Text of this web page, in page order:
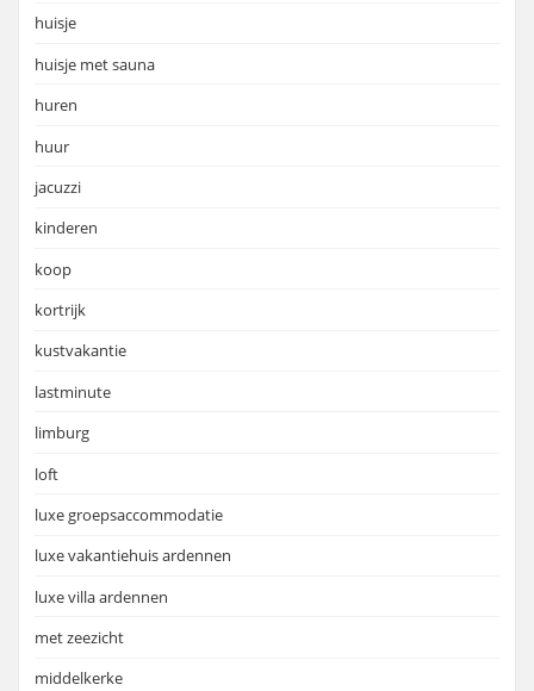
huisje
huisje met sauna
huren
huur
jacuzzi
kinderen
koop
kortrijk
kustvakantie
lastminute
limburg
loft
luxe groepsaccommodatie
luxe vakantiehuis ardennen
luxe villa ardennen
met zeezicht
middelkerke